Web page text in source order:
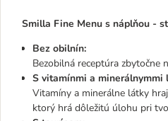
Smilla Fine Menu s náplňou -
Bez obilnín:
Bezobilná receptúra ​​zbytočne
S vitamínmi a minerálnymmi
Vitamíny a minerálne látky
ktorý hrá dôležitú úlohu pri